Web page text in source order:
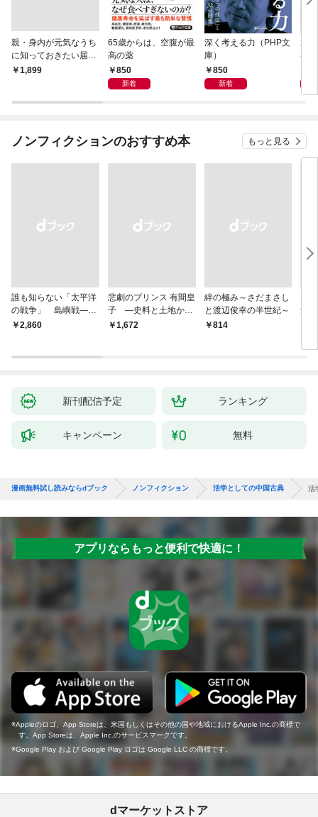
親・身内が元気なうち
に知っておきたい届
出・手続きの準備（き
￥1,899
65歳からは、空腹が最
高の薬
850
新着
深く考える力（PHP文
庫）
850
新着
20
界
ノンフィクションのおすすめ本 もっと見る
誰も知らない「太平洋
の戦争」 島嶼戦――
マッカーサーとの激闘
￥2,860
悲劇のプリンス 有間皇
子 ―史料と土地から
読み直す十九年の生涯
￥1,672
絆の極み～さだまさし
と渡辺俊幸の半世紀～
￥814
父
新刊配信予定 ランキング
キャンペーン 無料
漫画無料試し読みならdブック ノンフィクション 活学としての中国古典 活
アプリならもっと便利で快適に！
Appleのロゴ、App Storeは、米国もしくはその他の国や地域におけるApple Inc.の商標で
す。App Storeは、Apple Inc.のサービスマークです。
Google Play および Google Play ロゴは Google LLC の商標です。
dマーケットストア